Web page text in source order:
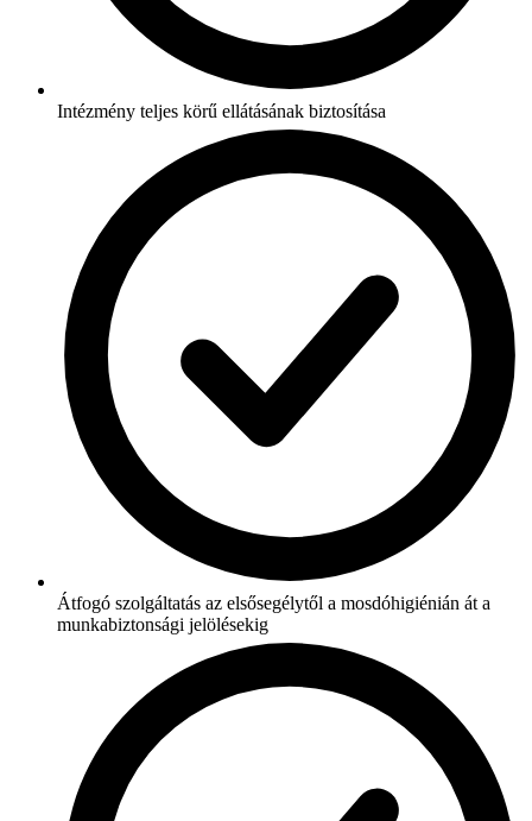
Intézmény teljes körű ellátásának biztosítása
Átfogó szolgáltatás az elsősegélytől a mosdóhigiénián át a
munkabiztonsági jelölésekig